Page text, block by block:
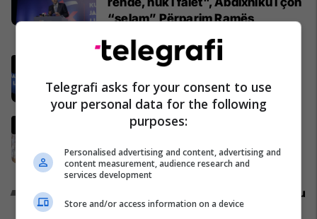
“selam” Përparim Ramës
Gjithçka që ndodhi në Kuvendin e
jashtëzakonshëm të LDK-së
Politikë
Abdixhiku i mbijetoi nismës së
Politikë
Promo Reklamo këtu
Telegrafi asks for your consent to use
your personal data for the following
purposes:
Personalised advertising and content, advertising and
content measurement, audience research and
services development
Store and/or access information on a device